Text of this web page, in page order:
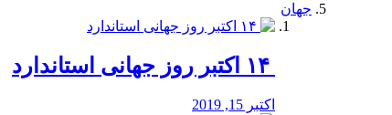
جهان
اکتبر 15, 2019